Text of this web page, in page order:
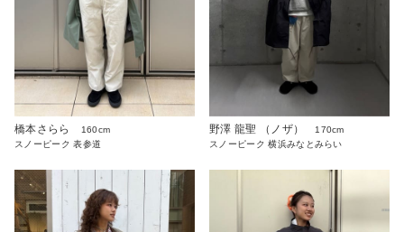
橋本さらら
160cm
スノーピーク 表参道
野澤 龍聖 （ノザ）
170cm
スノーピーク 横浜みなとみらい